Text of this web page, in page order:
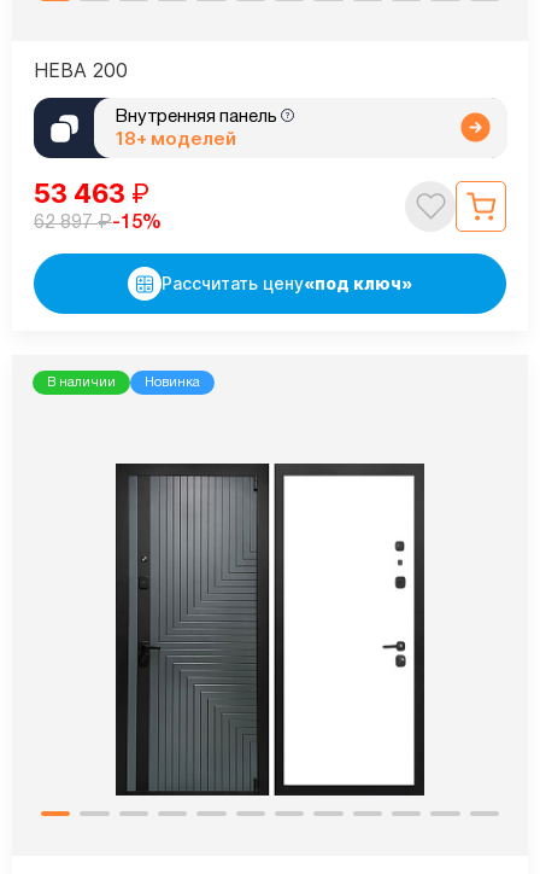
НЕВА 200
Внутренняя панель
18+ моделей
53 463 ₽
62 897₽-15%
Рассчитать цену«под ключ»
В наличии Новинка